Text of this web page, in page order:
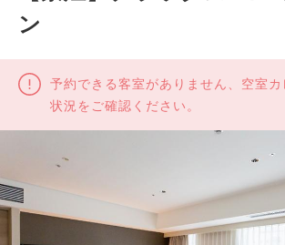
ン
予約できる客室がありません、空室
状況をご確認ください。